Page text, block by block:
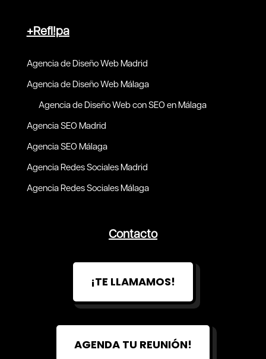
+Refl!pa
Agencia de Diseño Web Madrid
Agencia de Diseño Web Málaga
Agencia de Diseño Web con SEO en Málaga
Agencia SEO Madrid
Agencia SEO Málaga
Agencia Redes Sociales Madrid
Agencia Redes Sociales Málaga
Contacto
¡TE LLAMAMOS!
AGENDA TU REUNIÓN!